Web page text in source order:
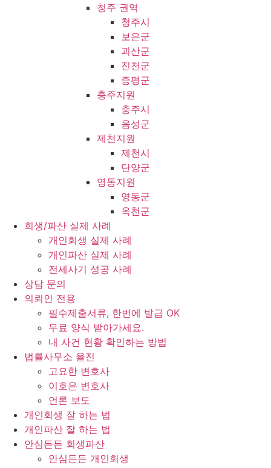
청주 권역
청주시
보은군
괴산군
진천군
증평군
충주지원
충주시
음성군
제천지원
제천시
단양군
영동지원
영동군
옥천군
회생/파산 실제 사례
개인회생 실제 사례
개인파산 실제 사례
전세사기 성공 사례
상담 문의
의뢰인 전용
필수제출서류, 한번에 발급 OK
무료 양식 받아가세요.
내 사건 현황 확인하는 방법
법률사무소 율진
고요한 변호사
이호은 변호사
언론 보도
개인회생 잘 하는 법
개인파산 잘 하는 법
안심든든 회생파산
안심든든 개인회생